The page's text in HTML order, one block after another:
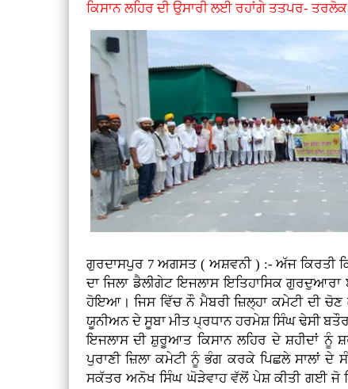
ਕਿਸਾਨ ਲਹਿਰ ਦੀ ਉਸਾਰੀ ਲਈ ਰਹਾਂਗੇ ਤਤਪਰ-
ਗੁਰਦਾਸਪੁਰ 7 ਅਗਸਤ ( ਅਸ਼ਵਨੀ ) :- ਅੱਜ ਕਿਰਤੀ
ਦਾ ਜਿਲਾ ਡੈਲੀਗੇਟ ਇਜਲਾਸ ਇਤਿਹਾਸਿਕ ਗੁਰਦੁਆਰਾ
ਹੋਇਆ। ਜਿਸ ਵਿੱਚ ਨੌ ਮੈਬਰੀ ਜ਼ਿਲ੍ਹਾ ਕਮੇਟੀ ਦੀ
ਯੂਨੀਅਨ ਦੇ ਸੂਬਾ ਮੀਤ ਪ੍ਰਧਾਨ ਹਰਮੇਸ਼ ਸਿੰਘ ਢੇਸੀ
ਇਜਲਾਸ ਦੀ ਸ਼ੁਰੂਆਤ ਕਿਸਾਨ ਲਹਿਰ ਦੇ ਸ਼ਹੀਦਾਂ ਨੂੰ
ਪੁਰਾਣੀ ਜ਼ਿਲਾ ਕਮੇਟੀ ਨੂੰ ਭੰਗ ਕਰਕੇ ਪਿਛਲੇ ਸਾਲਾਂ ਦੇ
ਸਕੱਤਰ ਅਨੋਖ ਸਿੰਘ ਘੋੜੇਵਾਹ ਵੱਲੋਂ ਪੇਸ਼ ਕੀਤੀ ਗਈ ਜੋ